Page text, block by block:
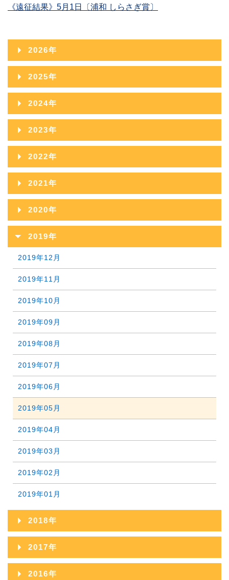
《遠征結果》5月1日〔浦和 しらさぎ賞〕
2026年
2026年08月
2026年07月
2026年06月
2026年05月
2026年04月
2026年03月
2026年02月
2026年01月
2025年
2025年12月
2025年11月
2025年10月
2025年09月
2025年08月
2025年07月
2025年06月
2025年05月
2025年04月
2025年03月
2025年02月
2025年01月
2024年
2024年12月
2024年11月
2024年10月
2024年09月
2024年08月
2024年07月
2024年06月
2024年05月
2024年04月
2024年03月
2024年02月
2024年01月
2023年
2023年12月
2023年11月
2023年10月
2023年09月
2023年08月
2023年07月
2023年06月
2023年05月
2023年04月
2023年03月
2023年02月
2023年01月
2022年
2022年12月
2022年11月
2022年10月
2022年09月
2022年08月
2022年07月
2022年06月
2022年05月
2022年04月
2022年03月
2022年02月
2022年01月
2021年
2021年12月
2021年11月
2021年10月
2021年09月
2021年08月
2021年07月
2021年06月
2021年05月
2021年04月
2021年03月
2021年02月
2021年01月
2020年
2020年12月
2019年
2019年12月
2019年11月
2019年10月
2019年09月
2019年08月
2019年07月
2019年06月
2019年05月
2019年04月
2019年03月
2019年02月
2019年01月
2018年
2018年12月
2018年11月
2017年
2017年12月
2016年